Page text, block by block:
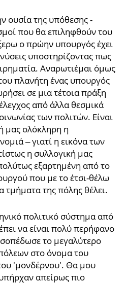
ουσία της υπόθεσης -
που θα επιληφθούν του
ο πρώην υπουργός έχει
υποστηρίζοντας πως
Αναρωτιέμαι όμως
πλανήτη ένας υπουργός
σε μια τέτοια πράξη
από άλλα θεσμικά
των πολιτών. Είναι
μας ολόκληρη η
– γιατί η εικόνα των
η συλλογική μας
εξαρτημένη από το
που με το έτσι-θέλω
τμήματα της πόλης θέλει.
πολιτικό σύστημα από
να είναι πολύ περήφανο
το μεγαλύτερο
στο όνομα του
'μονδέρνου'. Θα μου
απείρως πιο